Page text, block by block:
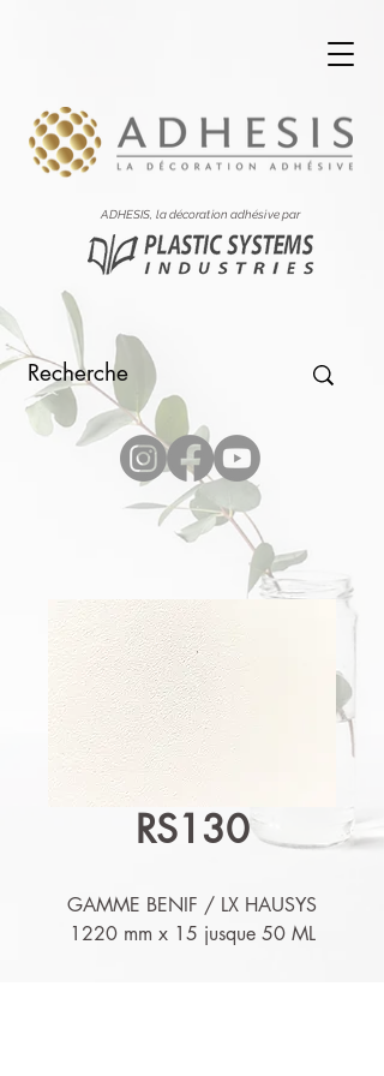
ADHESIS, la décoration adhésive par
RS130
GAMME BENIF / LX HAUSYS
1220 mm x 15 jusque 50 ML